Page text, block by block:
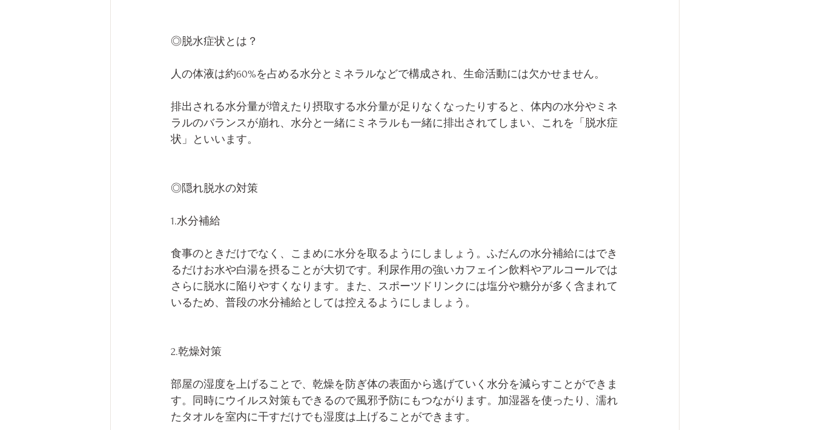
◎脱水症状とは？
人の体液は約60%を占める水分とミネラルなどで構成され、生命活動には欠かせません。
排出される水分量が増えたり摂取する水分量が足りなくなったりすると、体内の水分やミネ
ラルのバランスが崩れ、水分と一緒にミネラルも一緒に排出されてしまい、これを「脱水症
状」といいます。
◎隠れ脱水の対策
1.水分補給
食事のときだけでなく、こまめに水分を取るようにしましょう。ふだんの水分補給にはでき
るだけお水や白湯を摂ることが大切です。利尿作用の強いカフェイン飲料やアルコールでは
さらに脱水に陥りやすくなります。また、スポーツドリンクには塩分や糖分が多く含まれて
いるため、普段の水分補給としては控えるようにしましょう。
2.乾燥対策
部屋の湿度を上げることで、乾燥を防ぎ体の表面から逃げていく水分を減らすことができま
す。同時にウイルス対策もできるので風邪予防にもつながります。加湿器を使ったり、濡れ
たタオルを室内に干すだけでも湿度は上げることができます。